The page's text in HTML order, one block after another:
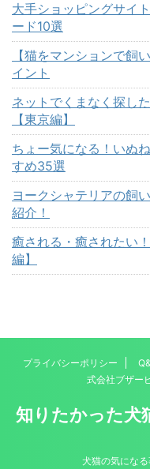
大手ショッピングサイ
ード10選
【猫をマンションで飼
イント
ネットでくまなく探し
【東京編】
ちょー気になる！いぬ
すめ35選
ヨークシャテリアの飼
紹介！
癒される・癒されたい
編】
プライバシーポリシー
式会社ブザー
知りたかった
犬猫の気にな